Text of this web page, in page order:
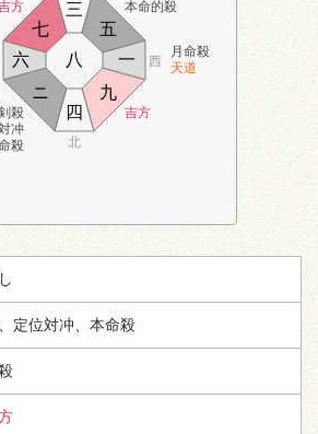
方
本命的殺
月命殺
天道
殺
冲
殺
吉方
北
西
四
五
六
七
八
九
一
ニ
三
定位対冲、本命殺